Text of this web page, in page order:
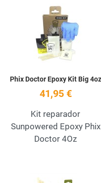
Phix Doctor Epoxy Kit Big 4oz
41,95 €
Kit reparador
Sunpowered Epoxy Phix
Doctor 4Oz